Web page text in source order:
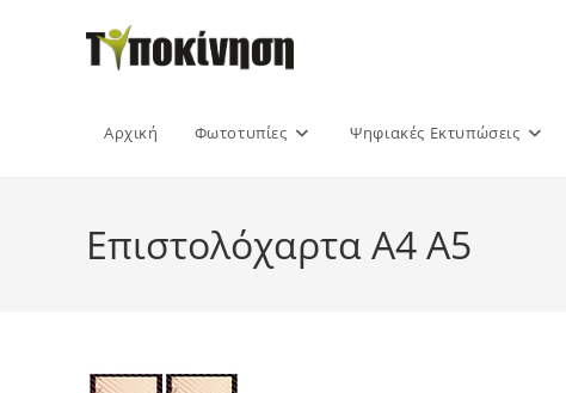
Αρχική Φωτοτυπίες Ψηφιακές Εκτυπώσεις
Επιστολόχαρτα Α4 Α5